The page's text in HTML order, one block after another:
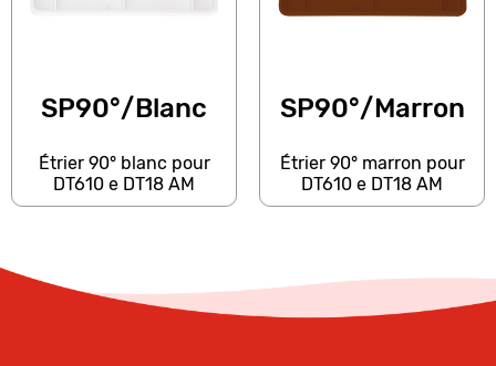
SP90°/Blanc
Étrier 90° blanc pour
DT610 e DT18 AM
SP90°/Marron
Étrier 90° marron pour
DT610 e DT18 AM